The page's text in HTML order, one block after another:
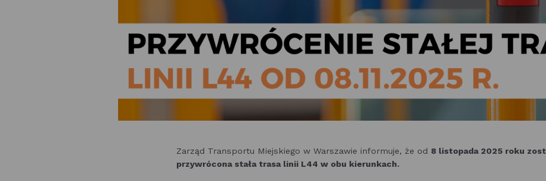
Zarząd Transportu Miejskiego w Warszawie informuje, że od 8 listopada 2025 roku
przywrócona stała trasa linii L44 w obu kierunkach.